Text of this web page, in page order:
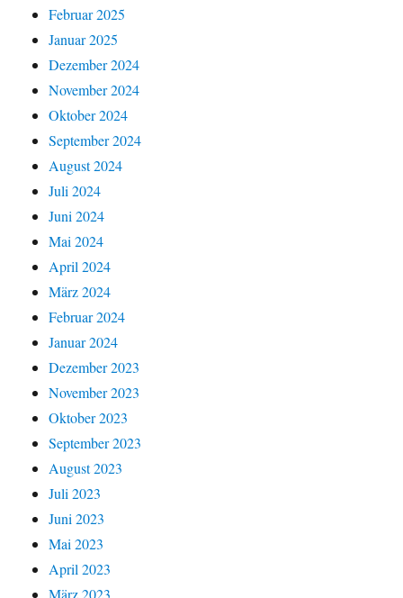
Februar 2025
Januar 2025
Dezember 2024
November 2024
Oktober 2024
September 2024
August 2024
Juli 2024
Juni 2024
Mai 2024
April 2024
März 2024
Februar 2024
Januar 2024
Dezember 2023
November 2023
Oktober 2023
September 2023
August 2023
Juli 2023
Juni 2023
Mai 2023
April 2023
März 2023